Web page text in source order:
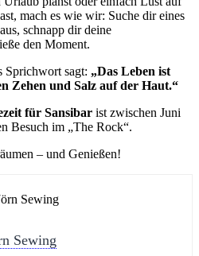
mach es wie wir: Suche dir eines
schnapp dir deine
den Moment.
Sprichwort sagt: „Das Leben ist
Zehen und Salz auf der Haut.“
für Sansibar ist zwischen Juni
Besuch im „The Rock“.
– und Genießen!
Sewing